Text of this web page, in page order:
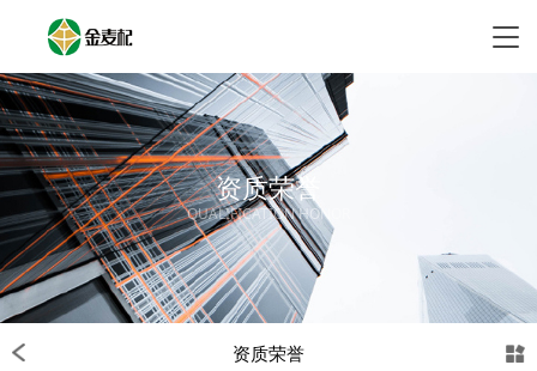
资质荣誉
QUALIFICATION HONOR
资质荣誉